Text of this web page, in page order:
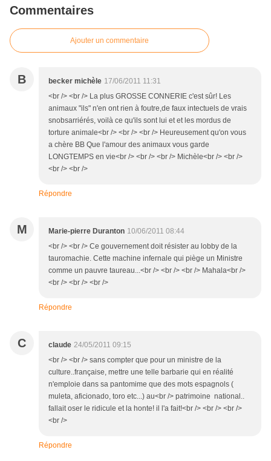
Commentaires
Ajouter un commentaire
B becker michèle 17/06/2011 11:31
<br /> <br /> La plus GROSSE CONNERIE c'est sûr! Les
animaux "ils" n'en ont rien à foutre,de faux intectuels de vrais
snobsarriérés, voilà ce qu'ils sont lui et et les mordus de
torture animale<br /> <br /> <br /> Heureusement qu'on vous
a chère BB Que l'amour des animaux vous garde
LONGTEMPS en vie<br /> <br /> <br /> Michèle<br /> <br />
<br /> <br />
Répondre
M Marie-pierre Duranton 10/06/2011 08:44
<br /> <br /> Ce gouvernement doit résister au lobby de la
tauromachie. Cette machine infernale qui piège un Ministre
comme un pauvre taureau...<br /> <br /> <br /> Mahala<br />
<br /> <br /> <br />
Répondre
C claude 24/05/2011 09:15
<br /> <br /> sans compter que pour un ministre de la
culture..française, mettre une telle barbarie qui en réalité
n'emploie dans sa pantomime que des mots espagnols (
muleta, aficionado, toro etc...) au<br /> patrimoine national..
fallait oser le ridicule et la honte! il l'a fait!<br /> <br /> <br />
<br />
Répondre